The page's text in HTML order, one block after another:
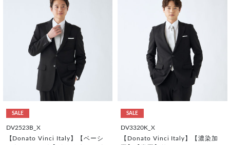
SALE
DV2523B_X
【Donato Vinci Italy】【ベーシ
SALE
DV3320K_X
【Donato Vinci Italy】【濃染加